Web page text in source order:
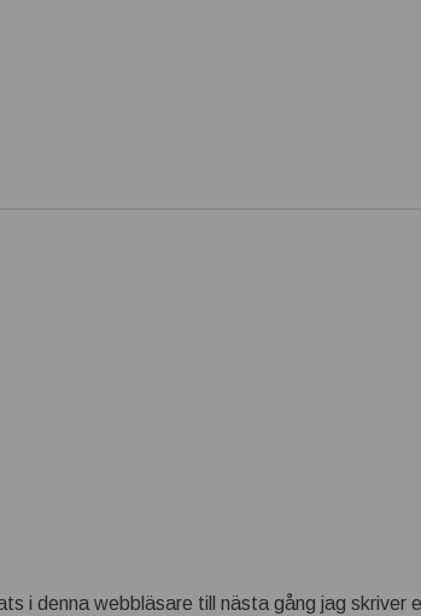
i denna webbläsare till nästa gång jag skriver